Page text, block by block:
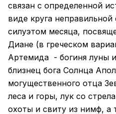
связан с определенной
виде круга
силуэтом месяца,
Диане (в греческом
Артемида - богиня луны
близнец бога Солнца
могущественного отца
леса и горы, лук со
охоты и свиту из нимф, а